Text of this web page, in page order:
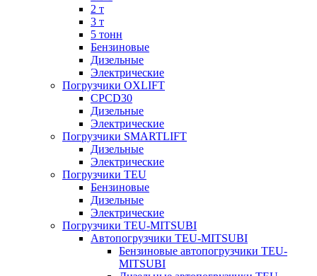
2 т
3 т
5 тонн
Бензиновые
Дизельные
Электрические
Погрузчики OXLIFT
CPCD30
Дизельные
Электрические
Погрузчики SMARTLIFT
Дизельные
Электрические
Погрузчики TEU
Бензиновые
Дизельные
Электрические
Погрузчики TEU-MITSUBI
Автопогрузчики TEU-MITSUBI
Бензиновые автопогрузчики TEU-
MITSUBI